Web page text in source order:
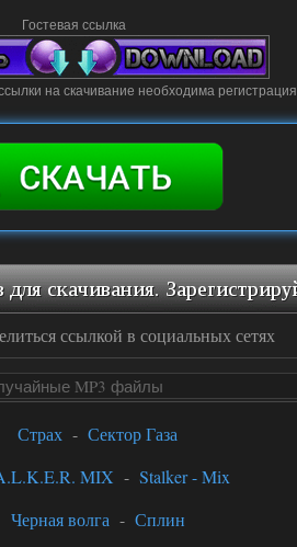
Гостевая ссылка
на скачивание необходима регистрация
ссылкой в социальных сетях
MP3 файлы
Страх - Сектор Газа
MIX - Stalker - Mix
Черная волга - Сплин